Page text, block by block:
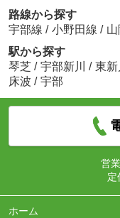
路線から探す
宇部線 / 小野田線 /
駅から探す
琴芝 / 宇部新川 / 東新
床波 / 宇部
営
定
ホーム